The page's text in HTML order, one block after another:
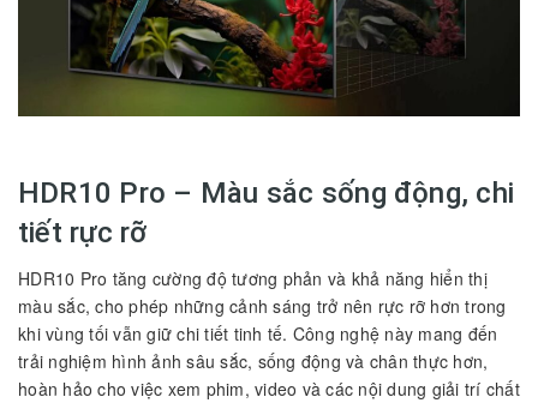
HDR10 Pro – Màu sắc sống động, chi
tiết rực rỡ
HDR10 Pro tăng cường độ tương phản và khả năng hiển thị
màu sắc, cho phép những cảnh sáng trở nên rực rỡ hơn trong
khi vùng tối vẫn giữ chi tiết tinh tế. Công nghệ này mang đến
trải nghiệm hình ảnh sâu sắc, sống động và chân thực hơn,
hoàn hảo cho việc xem phim, video và các nội dung giải trí chất